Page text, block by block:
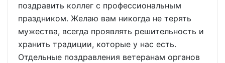
поздравить коллег с профессиональным
праздником. Желаю вам никогда не терять
мужества, всегда проявлять решительность и
хранить традиции, которые у нас есть.
Отдельные поздравления ветеранам органов